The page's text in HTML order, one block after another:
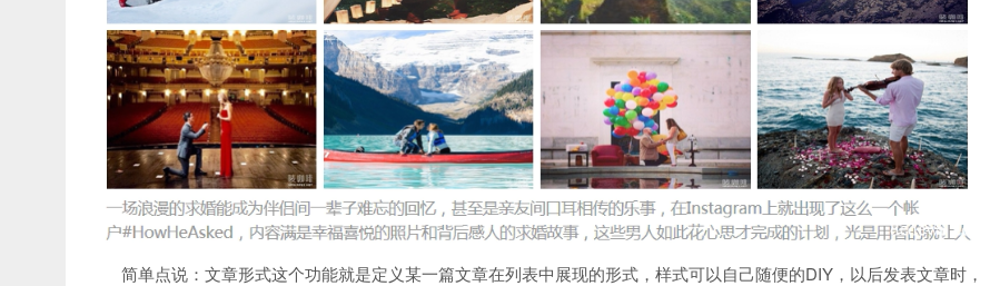
简单点说：文章形式这个功能就是定义某一篇文章在列表中展现的形式，样式可以自己随便的DIY，以后发表文章时，